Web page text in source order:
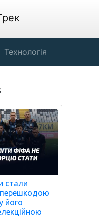
Технологія
стали
його